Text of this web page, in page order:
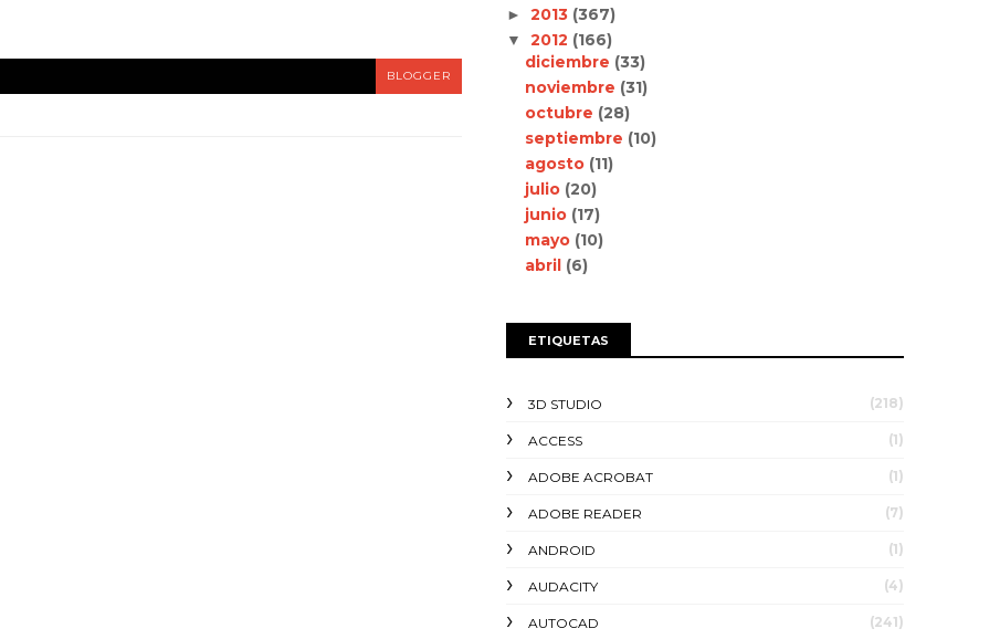
BLOGGER
► 2013 (367)
▼ 2012 (166)
diciembre (33)
noviembre (31)
octubre (28)
septiembre (10)
agosto (11)
julio (20)
junio (17)
mayo (10)
abril (6)
ETIQUETAS
3D STUDIO (218)
ACCESS (1)
ADOBE ACROBAT (1)
ADOBE READER (7)
ANDROID (1)
AUDACITY (4)
AUTOCAD (241)